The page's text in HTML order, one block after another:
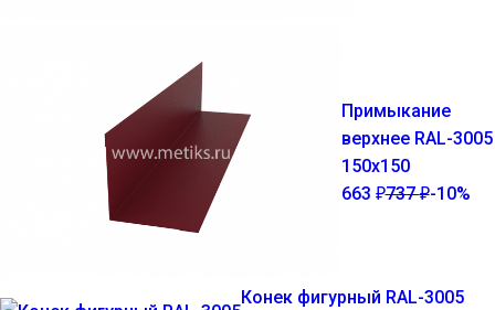
Примыкание
верхнее RAL-
150х150
663 ₽737₽-10%
Конек фигурный RAL-3005